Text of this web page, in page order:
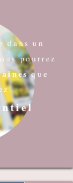
dans un
pourrez
que